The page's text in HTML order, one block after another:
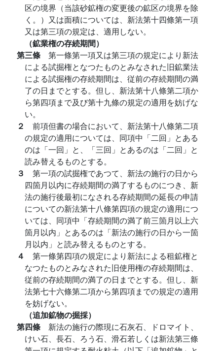
区の境界（当該砂鉱権の変更後の鉱区の境界を除
く。）又は面積については、新法第十四條第一項
又は第三項の規定は、適用しない。
（鉱業権の存続期間）
第三條 第一條第一項又は第三項の規定により新法
による試掘権となつたものとみなされた旧鉱業法
による試掘権の存続期間は、従前の存続期間の満
了の日までとする。但し、新法第十八條第二項か
ら第四項まで及び第十九條の規定の適用を妨げな
い。
２ 前項但書の場合において、新法第十八條第二項
の規定の適用については、同項中「二回」とある
のは「一回」と、「三回」とあるのは「二回」と
読み替えるものとする。
３ 第一項の試掘権であつて、新法の施行の日から
四箇月以内に存続期間の満了するものにつき、新
法の施行後最初になされる存続期間の延長の申請
についての新法第十八條第四項の規定の適用につ
いては、同項中「存続期間の満了前三箇月以上六
箇月以内」とあるのは「新法の施行の日から一箇
月以内」と読み替えるものとする。
４ 第一條第四項の規定により新法による租鉱権と
なつたものとみなされた旧使用権の存続期間は、
従前の存続期間の満了の日までとする。但し、新
法第七十六條第二項から第四項までの規定の適用
を妨げない。
（追加鉱物の掘採）
第四條 新法の施行の際現に石灰石、ドロマイト、
けい石、長石、ろう石、滑石若しくは新法第三條